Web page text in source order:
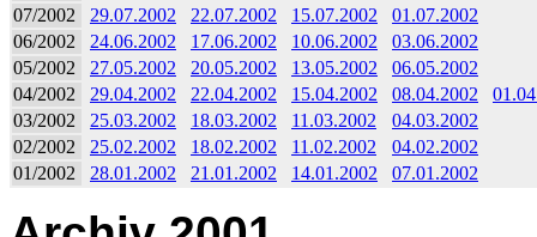
07/2002
29.07.2002 22.07.2002 15.07.2002
01.07.2002
06/2002
24.06.2002 17.06.2002 10.06.2002
03.06.2002
05/2002
27.05.2002 20.05.2002 13.05.2002
06.05.2002
04/2002
29.04.2002 22.04.2002 15.04.2002 08.04.2002
03/2002
25.03.2002 18.03.2002 11.03.2002
04.03.2002
02/2002
25.02.2002 18.02.2002 11.02.2002
04.02.2002
01/2002
28.01.2002 21.01.2002 14.01.2002 07.01.2002